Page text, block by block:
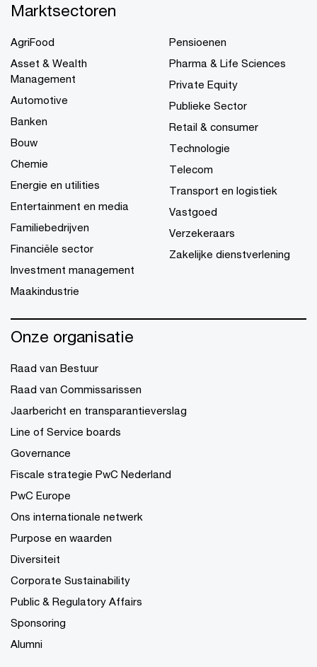
Marktsectoren
AgriFood
Asset & Wealth
Management
Automotive
Banken
Bouw
Chemie
Energie en utilities
Entertainment en media
Familiebedrijven
Financiële sector
Investment management
Maakindustrie
Pensioenen
Pharma & Life Sciences
Private Equity
Publieke Sector
Retail & consumer
Technologie
Telecom
Transport en logistiek
Vastgoed
Verzekeraars
Zakelijke dienstverlening
Onze organisatie
Raad van Bestuur
Raad van Commissarissen
Jaarbericht en transparantieverslag
Line of Service boards
Governance
Fiscale strategie PwC Nederland
PwC Europe
Ons internationale netwerk
Purpose en waarden
Diversiteit
Corporate Sustainability
Public & Regulatory Affairs
Sponsoring
Alumni